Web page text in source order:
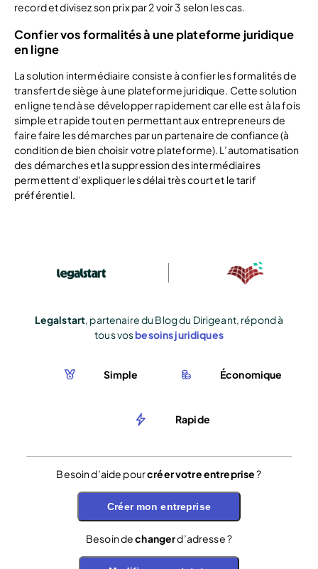
record et divisez son prix par 2 voir 3 selon les cas.
Confier vos formalités à une plateforme juridique
en ligne
La solution intermédiaire consiste à confier les formalités de
transfert de siège à une plateforme juridique. Cette solution
en ligne tend à se développer rapidement car elle est à la fois
simple et rapide tout en permettant aux entrepreneurs de
faire faire les démarches par un partenaire de confiance (à
condition de bien choisir votre plateforme). L’automatisation
des démarches et la suppression des intermédiaires
permettent d’expliquer les délai très court et le tarif
préférentiel.
Legalstart, partenaire du Blog du Dirigeant, répond à
tous vosbesoins juridiques
Simple Économique
Rapide
Besoin d’aide pourcréer votre entreprise?
Créer mon entreprise
Besoin dechangerd’adresse ?